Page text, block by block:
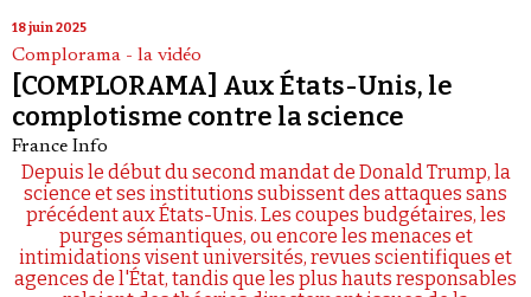
18 juin 2025
Complorama - la vidéo
[COMPLORAMA] Aux États-Unis, le
complotisme contre la science
France Info
Depuis le début du second mandat de Donald Trump, la
science et ses institutions subissent des attaques sans
précédent aux États-Unis. Les coupes budgétaires, les
purges sémantiques, ou encore les menaces et
intimidations visent universités, revues scientifiques et
agences de l'État, tandis que les plus hauts responsables